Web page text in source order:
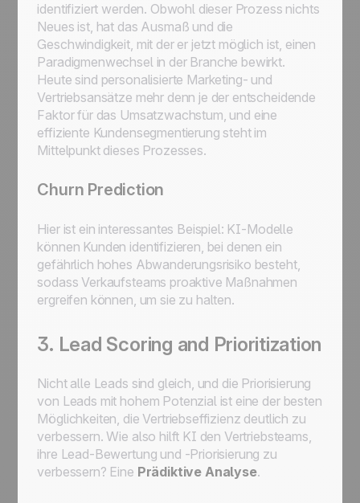
identifiziert werden. Obwohl dieser Prozess nichts
Neues ist, hat das Ausmaß und die
Geschwindigkeit, mit der er jetzt möglich ist, einen
Paradigmenwechsel in der Branche bewirkt.
Heute sind personalisierte Marketing- und
Vertriebsansätze mehr denn je der entscheidende
Faktor für das Umsatzwachstum, und eine
effiziente Kundensegmentierung steht im
Mittelpunkt dieses Prozesses.
Churn Prediction
Hier ist ein interessantes Beispiel: KI-Modelle
können Kunden identifizieren, bei denen ein
gefährlich hohes Abwanderungsrisiko besteht,
sodass Verkaufsteams proaktive Maßnahmen
ergreifen können, um sie zu halten.
3. Lead Scoring and Prioritization
Nicht alle Leads sind gleich, und die Priorisierung
von Leads mit hohem Potenzial ist eine der besten
Möglichkeiten, die Vertriebseffizienz deutlich zu
verbessern. Wie also hilft KI den Vertriebsteams,
ihre Lead-Bewertung und -Priorisierung zu
verbessern? Eine Prädiktive Analyse.